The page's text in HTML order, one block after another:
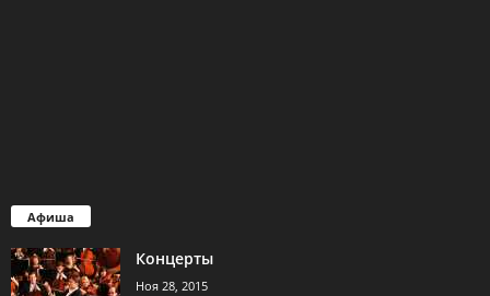
Афиша
Концерты
Ноя 28, 2015